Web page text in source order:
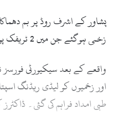
زخمی ہوگئے جن میں 2 ٹریفک پولیس اہلکار بھی شامل ہیں۔
واقعے کے بعد سیکیورٹی
اور زخمیوں کو لیڈی ریڈنگ
طبی امداد فراہم کی گئی۔